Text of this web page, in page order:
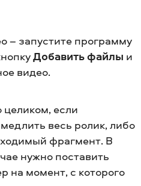
– запустите программу
Добавить файлы и
видео.
если
весь ролик, либо
фрагмент. В
нужно поставить
на момент, с которого